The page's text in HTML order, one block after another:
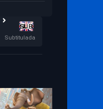
Subtitulada